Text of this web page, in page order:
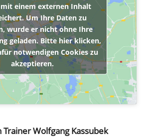
einem externen Inhalt
Um Ihre Daten zu
wurde er nicht ohne Ihre
geladen. Bitte hier klicken,
notwendigen Cookies zu
akzeptieren.
Trainer Wolfgang Kassubek